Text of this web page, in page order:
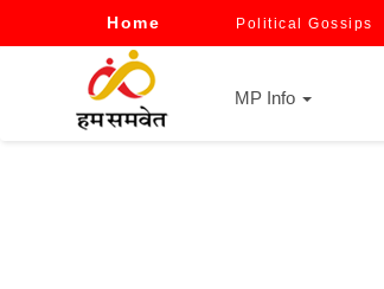
Home Political Gossips
MP Info